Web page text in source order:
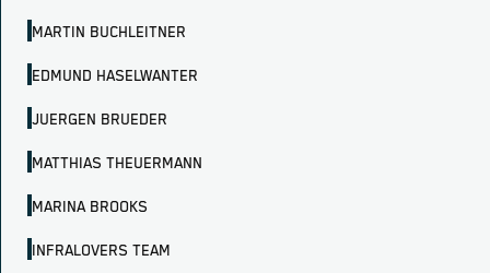
MARTIN BUCHLEITNER
EDMUND HASELWANTER
JUERGEN BRUEDER
MATTHIAS THEUERMANN
MARINA BROOKS
INFRALOVERS TEAM